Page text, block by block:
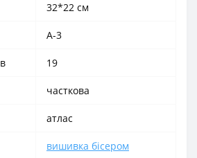
32*22 см
А-3
19
часткова
атлас
вишивка бісером